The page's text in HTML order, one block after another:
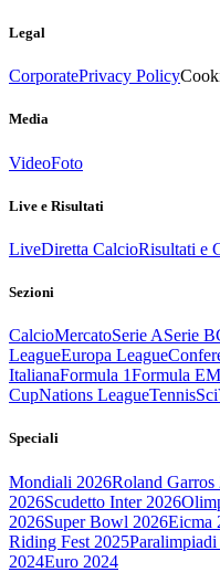
Legal
CorporatePrivacy Policy
Media
VideoFoto
Live e Risultati
LiveDiretta CalcioRisultati e
Sezioni
CalcioMercatoSerie ASerie B
LeagueEuropa League
ItalianaFormula 1Formula E
CupNations LeagueTennisSci
Speciali
Mondiali 2026Roland Garros
2026Scudetto Inter 2026
2026Super Bowl 2026Eicma
Riding Fest 2025
2024Euro 2024